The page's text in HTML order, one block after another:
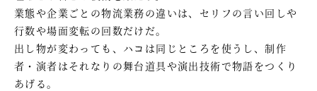
業態や企業ごとの物流業務の違いは、セリフの言い回しや
行数や場面変転の回数だけだ。
出し物が変わっても、ハコは同じところを使うし、制作
者・演者はそれなりの舞台道具や演出技術で物語をつくり
あげる。